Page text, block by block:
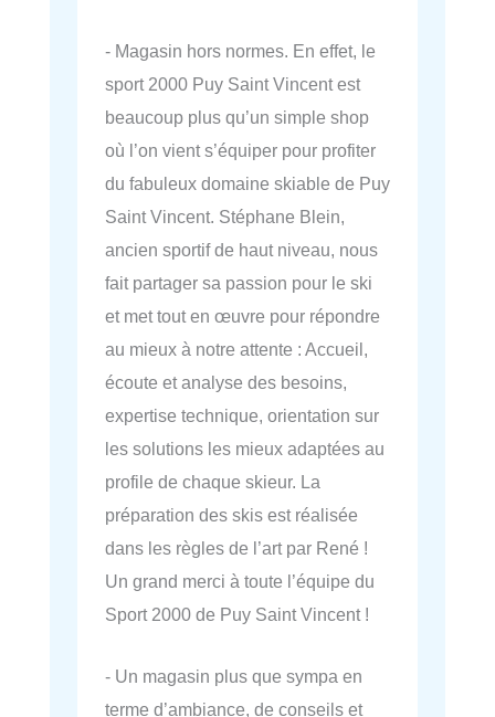
- Magasin hors normes. En effet, le
sport 2000 Puy Saint Vincent est
beaucoup plus qu’un simple shop
où l’on vient s’équiper pour profiter
du fabuleux domaine skiable de Puy
Saint Vincent. Stéphane Blein,
ancien sportif de haut niveau, nous
fait partager sa passion pour le ski
et met tout en œuvre pour répondre
au mieux à notre attente : Accueil,
écoute et analyse des besoins,
expertise technique, orientation sur
les solutions les mieux adaptées au
profile de chaque skieur. La
préparation des skis est réalisée
dans les règles de l’art par René !
Un grand merci à toute l’équipe du
Sport 2000 de Puy Saint Vincent !
- Un magasin plus que sympa en
terme d’ambiance, de conseils et